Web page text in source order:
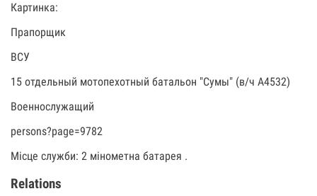
Картинка:
Прапорщик
ВСУ
15 отдельный мотопехотный батальон "Сумы" (в/ч А4532)
Военнослужащий
persons?page=9782
Місце служби: 2 мінометна батарея .
Relations